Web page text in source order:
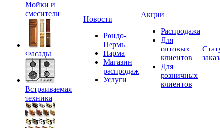
Мойки и
смесители
Фасады
Встраиваемая
техника
Новости
Рондо-
Пермь
Парма
Магазин
распродаж
Услуги
Акции
Распродажа
Для
оптовых
клиентов
Для
розничных
клиентов